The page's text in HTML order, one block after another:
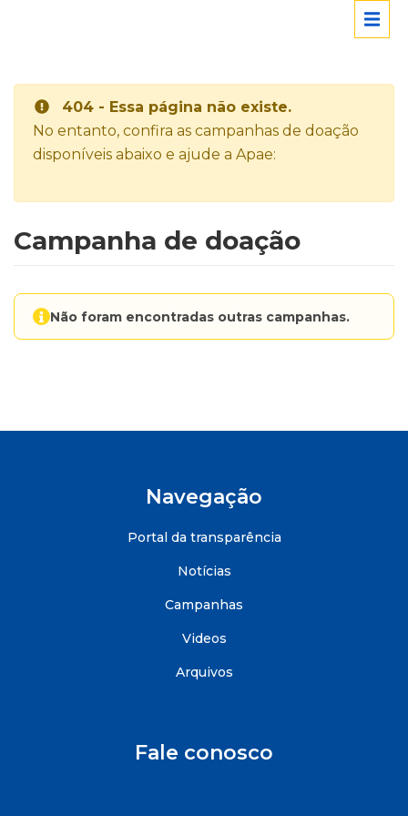
404 - Essa página não existe.
No entanto, confira as campanhas de doação
disponíveis abaixo e ajude a Apae:
Campanha de doação
Não foram encontradas outras campanhas.
Navegação
Portal da transparência
Notícias
Campanhas
Videos
Arquivos
Fale conosco